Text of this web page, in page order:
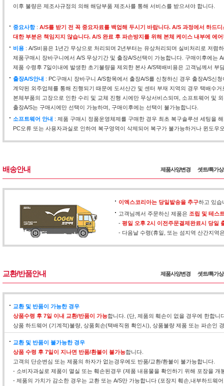
이후 불량은 제조사규정의 의해 해당부품 제조사를 통해 서비스를 받으셔야 합니다.
중요사항: A/S를 받기 전 꼭 중요자료를 백업해 두시기 바랍니다. A/S 과정에서 하드
대한 부분은 책임지지 않습니다. A/S 완료 후 파손방지를 위해 본체 케이스 내부에 에
비용 : A/S비용은 1년간 무상으로 처리되며 2년부터는 유상처리되며 실비처리로 저렴
제품구매시 장바구니에서 A/S 무상기간 및 출장A/S선택이 가능합니다. 구매이후에는
제품 수령후 7일이내에 발생한 초기불량을 제외한 본사 A/S택배비용은 고객님께서 부
출장A/S안내 : PC구매시 장바구니 A/S항목에서 출장A/S를 신청하신 경우 출장A/S신
계약된 외주업체를 통해 진행되기 때문에 도서산간 및 센터 부재 지역의 경우 택배수
본체부품의 고장으로 인한 수리 및 교체 진행 시에만 무상서비스되며, 소프트웨어 및
출장A/S는 구매시에만 선택이 가능하며, 구매이후에는 선택이 불가능합니다.
소프트웨어 안내 : 제품 구매시 정품운영체제를 구매한 경우 최초 복구솔루션 세팅을
PC오류 또는 사용자과실로 인하여 복구영역이 삭제되어 복구가 불가능하거나 윈도
배송안내 제품사양변경 셋트/특가
이엑스코리아는 당일발송을 추구하고 있습
고객님께서 주문하신 제품은 조립 및 테스
- 평일 오후 2시 이전주문결제완료시 당일
- 다음날 수령(휴일, 또는 섬지역 산간지역
교환/반품안내 제품사양변경 셋트/특가
교환 및 반품이 가능한 경우
상품수령 후 7일 이내 교환/반품이 가능합니다. (단, 제품의 훼손이 없을 경우에 한합니
상품 하드웨어 (기계적)불량, 상품회손(택배직원 확인시), 상품불량 제품 또는 파손인
교환 및 반품이 불가능한 경우
상품 수령 후 7일이 지나면 반품/환불이 불가능합니다.
고객의 단순변심 또는 제품의 하자가 없는경우에도 반품/교환/환불이 불가능합니다.
- 소비자과실로 제품이 멸실 또는 훼손된경우 (제품 내용물을 확인하기 위해 포장을 개
- 제품의 가치가 감소한 경우는 교환 또는 A/S만 가능합니다 (포장지 훼손,내부하드웨